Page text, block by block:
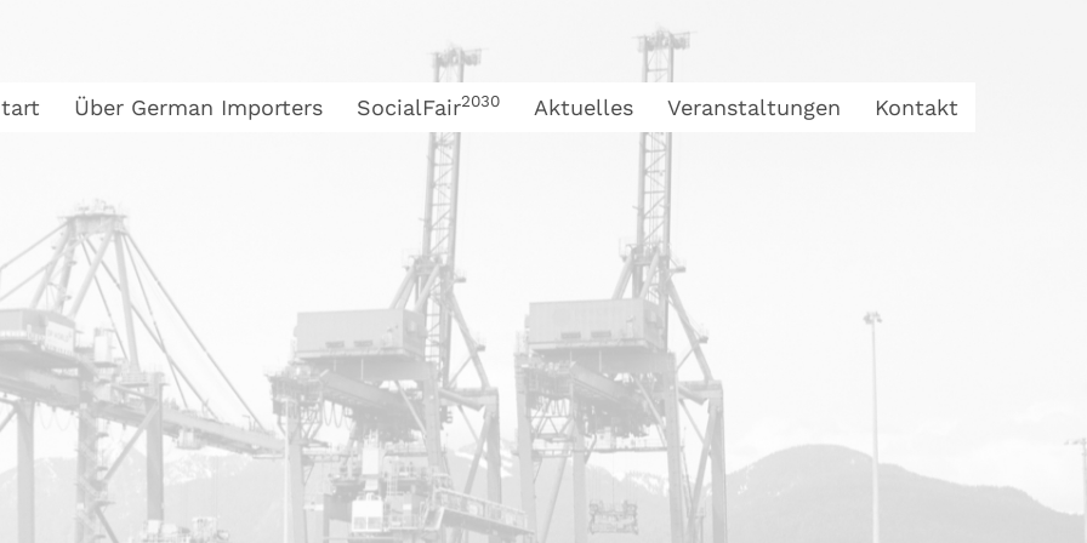
Über German Importers SocialFair2030 Aktuelles Veranstaltungen Kontakt